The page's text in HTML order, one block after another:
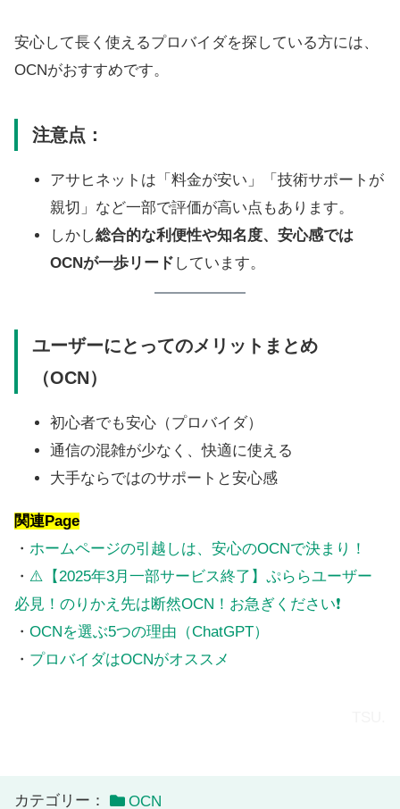
安心して長く使えるプロバイダを探している方には、
OCNがおすすめです。
注意点：
アサヒネットは「料金が安い」「技術サポートが
親切」など一部で評価が高い点もあります。
しかし総合的な利便性や知名度、安心感では
OCNが一歩リード しています。
ユーザーにとってのメリットまとめ
（OCN）
初心者でも安心（プロバイダ）
通信の混雑が少なく、快適に使える
大手ならではのサポートと安心感
関連Page
・ ホームページの引越しは、安心のOCNで決まり！
・ ⚠️【2025年3月一部サービス終了】ぷららユーザー
必見！のりかえ先は断然OCN！お急ぎください❗
・ OCNを選ぶ5つの理由（ChatGPT）
・ プロバイダはOCNがオススメ
カテゴリー： OCN